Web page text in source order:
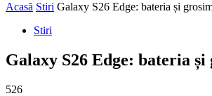
Acasă Stiri Galaxy S26 Edge: bateria și
Stiri
Galaxy S26 Edge: bateria
526